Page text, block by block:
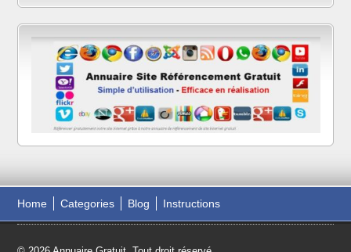
Home Categories Blog Instructions